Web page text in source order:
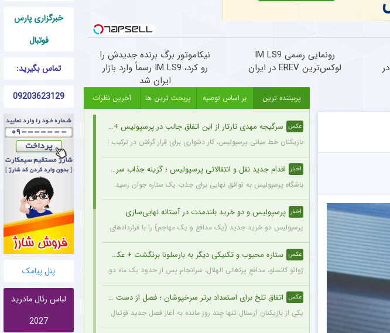
خبرگزاری پارس
فوتبال
تماس بگیرید:
09203623129
پنل پیامک
لباس رئال مادرید
2027
قوی‌ترین شاسی بلند EREV در
رونمایی رسمی IM LS9
لوکس‌ترین EREV در ایران
نیکاموتور برگ برنده جدیدش را
رو کرد، IM LS9 رسماً وارد بازار
ایران شد
پربیننده ترین بر اساس توصیه پربحث ترین ها آخرین نظرات
عکس سرگیجه مهدی تارتار از این اتفاق جالب در پرسپولیس + عکس
بازیکنان خط میانی پرسپولیس، کار دشواری برای قرار گرفتن در ترکیب ثابت این تیم خواهند داشت.
اخبار اقدام جدید نقل و انتقالاتی پرسپولیس ؛ گزینه جذاب سرخپوش می شود؟
باشگاه پرسپولیس به توافق نهایی برای جذب یک ستاره جوان رسید.
اخبار پرسپولیس و دو خرید بلندمدت در آستانه نهایی‌سازی
پرسپولیس دو خرید جدید (یک مدافع و یک مهاجم) را با قراردادهای بلندمدت نهایی کرده و امروز قرارداد
عکس ستاره محبوب و تکنیکی دیگر به بارسلونا برنگشت + عکس
ژوائو کانسلو، مدافع پرتغالی الهلال، سرانجام پس از حدود یک ماه دوری، به باشگاه عربستانی بازگشت.
عکس اتفاق تلخ برای استعداد برتر سرخپوشان ؛ فصل از دست رفت ؟ + عکس
یکی از بازیکنان آرسنال تنها چند روز مانده به آغاز فصل جدید فوتبال انگلیس، دچار مصدومیتی بسیار